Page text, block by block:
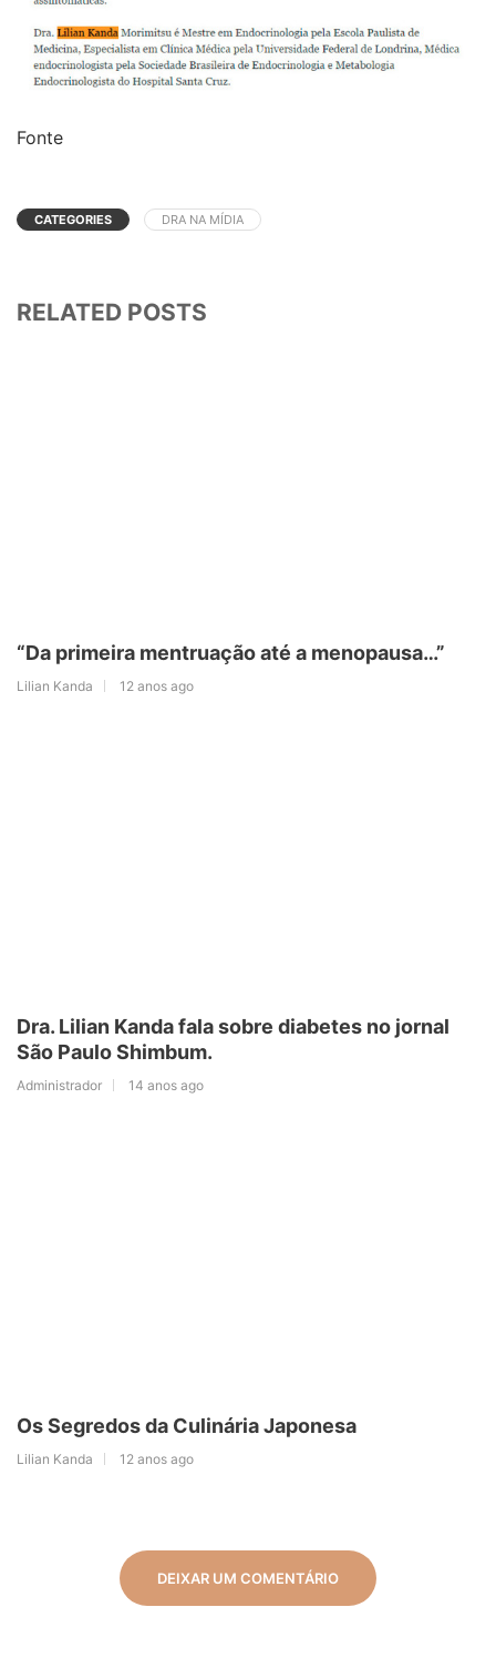
Fonte
CATEGORIES DRA NA MÍDIA
RELATED POSTS
“Da primeira mentruação até a menopausa…”
Lilian Kanda 12 anos ago
Dra. Lilian Kanda fala sobre diabetes no jornal
São Paulo Shimbum.
Administrador 14 anos ago
Os Segredos da Culinária Japonesa
Lilian Kanda 12 anos ago
DEIXAR UM COMENTÁRIO